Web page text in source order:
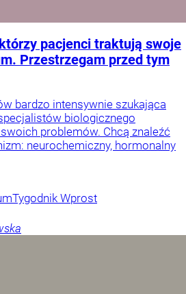
pacjenci traktują swoje
Przestrzegam przed tym
bardzo intensywnie szukająca
biologicznego
problemów. Chcą znaleźć
neurochemiczny, hormonalny
Tygodnik Wprost